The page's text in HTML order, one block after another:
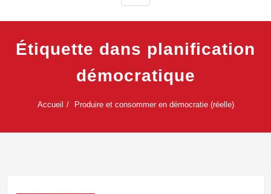
Étiquette dans planification
démocratique
Accueil Produire et consommer en démocratie (réelle)